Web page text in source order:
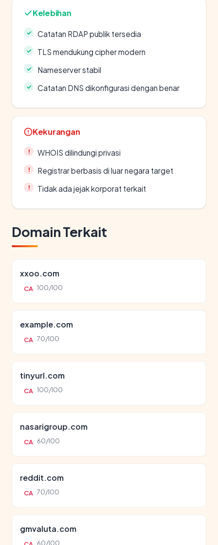
Kelebihan
Catatan RDAP publik tersedia
TLS mendukung cipher modern
Nameserver stabil
Catatan DNS dikonfigurasi dengan benar
Kekurangan
WHOIS dilindungi privasi
Registrar berbasis di luar negara target
Tidak ada jejak korporat terkait
Domain Terkait
xxoo.com
CA 100/100
example.com
CA 70/100
tinyurl.com
CA 100/100
nasarigroup.com
CA 60/100
reddit.com
CA 70/100
gmvaluta.com
60/100